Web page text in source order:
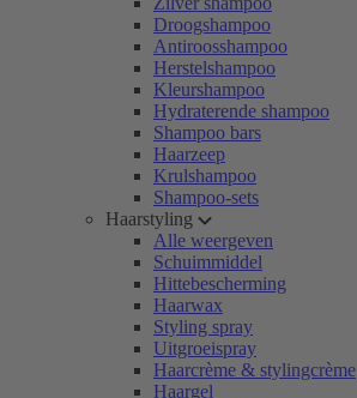
Droogshampoo
Antiroosshampoo
Herstelshampoo
Kleurshampoo
Hydraterende shampoo
Shampoo bars
Haarzeep
Krulshampoo
Shampoo-sets
Haarstyling
Alle weergeven
Schuimmiddel
Hittebescherming
Haarwax
Styling spray
Uitgroeispray
Haarcrème & stylingcrème
Haargel